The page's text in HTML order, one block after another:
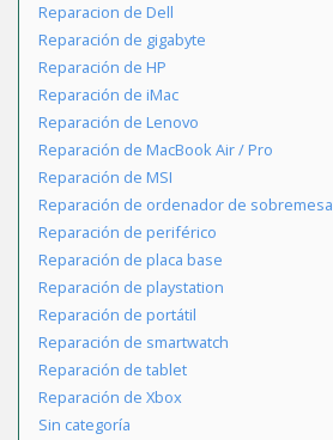
Reparacion de Dell
Reparación de gigabyte
Reparación de HP
Reparación de iMac
Reparación de Lenovo
Reparación de MacBook Air / Pro
Reparación de MSI
Reparación de ordenador de sobremesa
Reparación de periférico
Reparación de placa base
Reparación de playstation
Reparación de portátil
Reparación de smartwatch
Reparación de tablet
Reparación de Xbox
Sin categoría